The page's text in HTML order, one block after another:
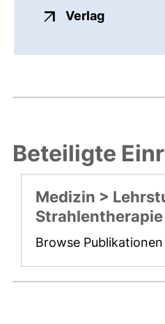
Verlagexterner
Beteiligte
Medizin >
Strahlentherapie
Browse Publikationen